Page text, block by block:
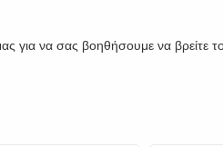
για να σας βοηθήσουμε να βρείτε